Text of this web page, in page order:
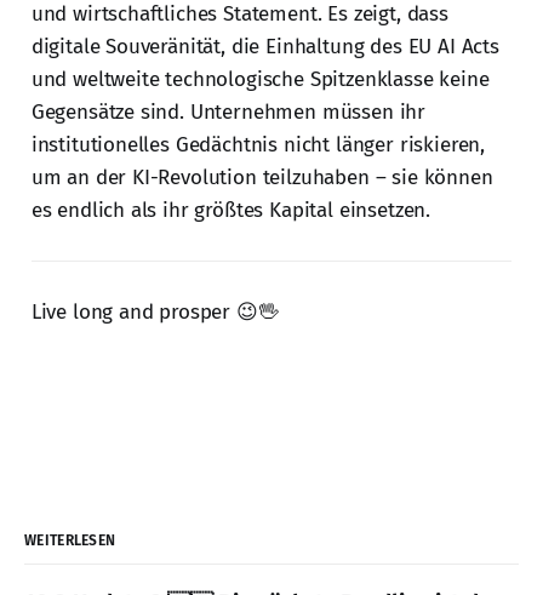
und wirtschaftliches Statement. Es zeigt, dass
digitale Souveränität, die Einhaltung des EU AI Acts
und weltweite technologische Spitzenklasse keine
Gegensätze sind. Unternehmen müssen ihr
institutionelles Gedächtnis nicht länger riskieren,
um an der KI-Revolution teilzuhaben – sie können
es endlich als ihr größtes Kapital einsetzen.
Live long and prosper 😉🖖
WEITERLESEN